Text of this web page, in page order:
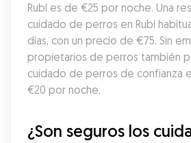
Rubí es de €25 por noche. Una
cuidado de perros en Rubí
días, con un precio de €75. Sin
propietarios de perros también
cuidado de perros de confianza
€20 por noche.
¿Son seguros los